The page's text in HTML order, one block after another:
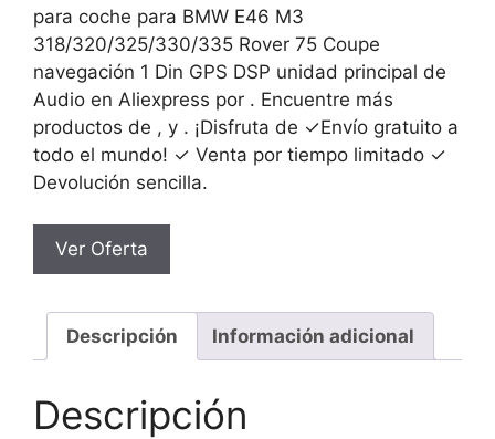
era:
308.81€.
es:
180.30€.
para coche para BMW E46 M3
318/320/325/330/335 Rover 75 Coupe
navegación 1 Din GPS DSP unidad principal de
Audio en Aliexpress por . Encuentre más
productos de , y . ¡Disfruta de ✓Envío gratuito a
todo el mundo! ✓ Venta por tiempo limitado ✓
Devolución sencilla.
Ver Oferta
Descripción Información adicional
Descripción